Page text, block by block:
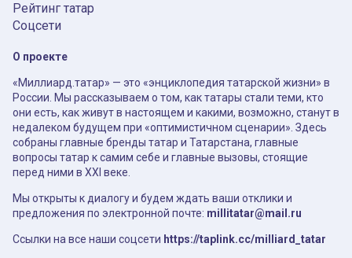
Рейтинг татар
Соцсети
О проекте
«Миллиард.татар» — это «энциклопедия татарской жизни» в
России. Мы рассказываем о том, как татары стали теми, кто
они есть, как живут в настоящем и какими, возможно, станут в
недалеком будущем при «оптимистичном сценарии». Здесь
собраны главные бренды татар и Татарстана, главные
вопросы татар к самим себе и главные вызовы, стоящие
перед ними в XXI веке.
Мы открыты к диалогу и будем ждать ваши отклики и
предложения по электронной почте: millitatar@mail.ru
Ссылки на все наши соцсети https://taplink.cc/milliard_tatar